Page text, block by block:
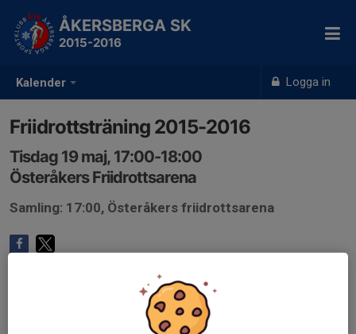
Kalender Logga in
ÅKERSBERGA SK
2015-2016
Friidrottsträning 2015-2016
Tisdag 19 maj, 17:00-18:00
Österåkers Friidrottsarena
Samling: 17:00, Österåkers friidrottsarena